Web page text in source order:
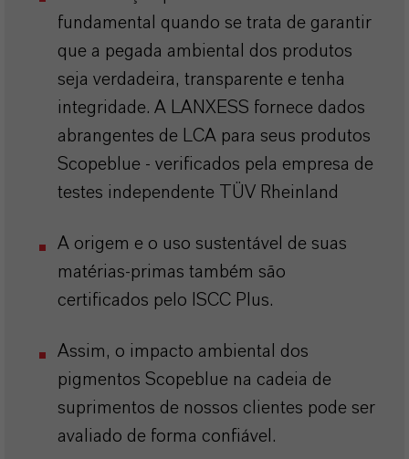
fundamental quando se trata de garantir
que a pegada ambiental dos produtos
seja verdadeira, transparente e tenha
integridade. A LANXESS fornece dados
abrangentes de LCA para seus produtos
Scopeblue - verificados pela empresa de
testes independente TÜV Rheinland
A origem e o uso sustentável de suas
matérias-primas também são
certificados pelo ISCC Plus.
Assim, o impacto ambiental dos
pigmentos Scopeblue na cadeia de
suprimentos de nossos clientes pode ser
avaliado de forma confiável.